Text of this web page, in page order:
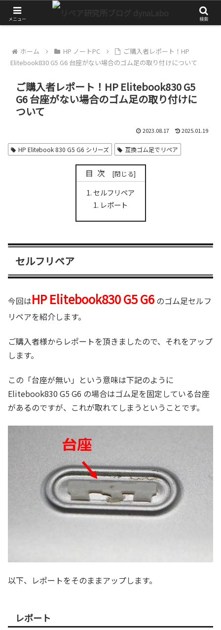
ホーム HP ノートPC
ご購入者レポート！HP
Elitebook830 G5 G6 台座がない場合のゴム足の取り付けについて
ご購入者レポート！HP Elitebook830 G5
G6 台座がない場合のゴム足の取り付けに
ついて
2023.08.17 2025.01.19
HP Elitebook 830 G5 G6 シリーズ 互換ゴム足でリペア
目次
セルフリペア
レポート
セルフリペア
今回はHP Elitebook830 G5 G6 のゴム足セルフ
リペアを紹介します。
ご購入者様からレポートを頂きましたので、それをアップ
します。
この「台座が無い」という意味は下記のように
Elitebook830 G5 G6 の場合はゴム足を固定している台座
があるのですが、これが取れてしまうということです。
以下、レポートをそのままアップします。
レポート
メニュー 検索